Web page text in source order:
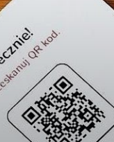
– Standard i Plus